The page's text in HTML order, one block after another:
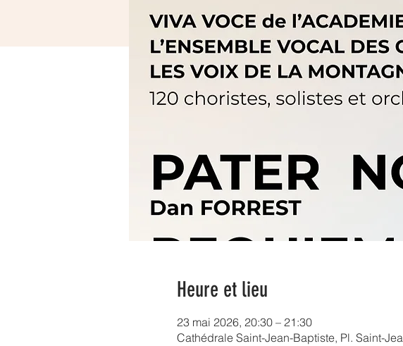
Heure et lieu
23 mai 2026, 20:30 – 21:30
Cathédrale Saint-Jean-Baptiste, Pl. Saint-